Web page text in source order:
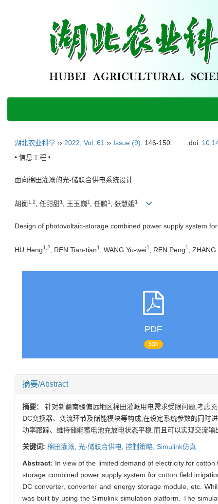
湖北农业科学 ›› 2022 Vol. 61 ›› Issue (9): 146-150. doi:
• 信息工程 •
面向棉田灌溉的光-储联合供电系统设计
胡衡1,2 , 任甜甜1 , 王玉巍1 , 任鹏1 , 张慧娥1
Design of photovoltaic-storage combined power supply system
HU Heng1,2 , REN Tian-tian1 , WANG Yu-wei1 , REN Peng1 ,
PDF
531
摘要/Abstract
摘要：针对新疆南疆偏远地区棉田灌溉用电需求受限问题,考虑
DC变换器、变流环节及储能模块等构成,在设定系统参数的同时
功率跟踪、维持储能蓄电池充放电状态平稳,而且可以实现交流
关键词: 棉田灌溉, 光-储联合供电, 控制策略, Simulink仿真
Abstract: In view of the limited demand of electricity for
storage combined power supply system for cotton field
DC converter, converter and energy storage module, etc.
was built by using the Simulink simulation platform. The